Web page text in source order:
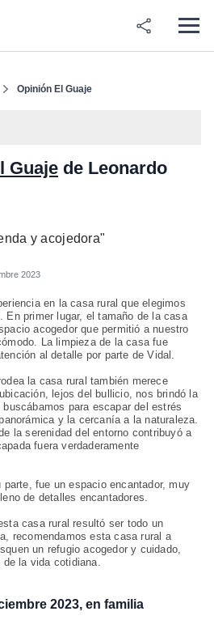
Opinión El Guaje
Guaje de Leonardo
y acojedora"
2023
en la casa rural que elegimos
En primer lugar, el tamaño de la casa
acogedor que permitió a nuestro
La limpieza de la casa fue
al detalle por parte de Vidal.
la casa rural también merece
lejos del bullicio, nos brindó la
buscábamos para escapar del estrés
y la cercanía a la naturaleza.
la serenidad del entorno contribuyó a
fuera verdaderamente
parte, fue un espacio encantador, muy
de detalles encantadores.
casa rural resultó ser todo un
recomendamos esta casa rural a
un refugio acogedor y cuidado,
de la vida cotidiana.
2023, en familia